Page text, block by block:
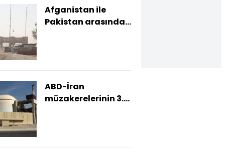
Afganistan ile
Pakistan arasında
ABD-İran
müzakerelerinin 3.